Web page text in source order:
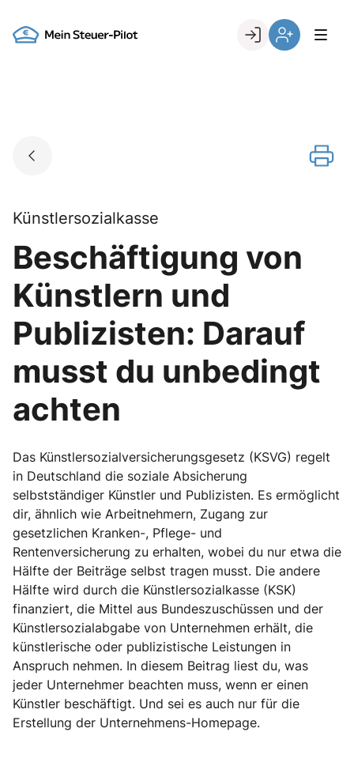
content
Go to landing page.
Künstlersozialkasse
Beschäftigung von
Künstlern und
Publizisten: Darauf
musst du unbedingt
achten
Das Künstlersozialversicherungsgesetz (KSVG) regelt
in Deutschland die soziale Absicherung
selbstständiger Künstler und Publizisten. Es ermöglicht
dir, ähnlich wie Arbeitnehmern, Zugang zur
gesetzlichen Kranken-, Pflege- und
Rentenversicherung zu erhalten, wobei du nur etwa die
Hälfte der Beiträge selbst tragen musst. Die andere
Hälfte wird durch die Künstlersozialkasse (KSK)
finanziert, die Mittel aus Bundeszuschüssen und der
Künstlersozialabgabe von Unternehmen erhält, die
künstlerische oder publizistische Leistungen in
Anspruch nehmen. In diesem Beitrag liest du, was
jeder Unternehmer beachten muss, wenn er einen
Künstler beschäftigt. Und sei es auch nur für die
Erstellung der Unternehmens-Homepage.